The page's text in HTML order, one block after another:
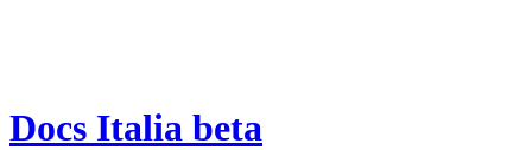
Docs Italia beta